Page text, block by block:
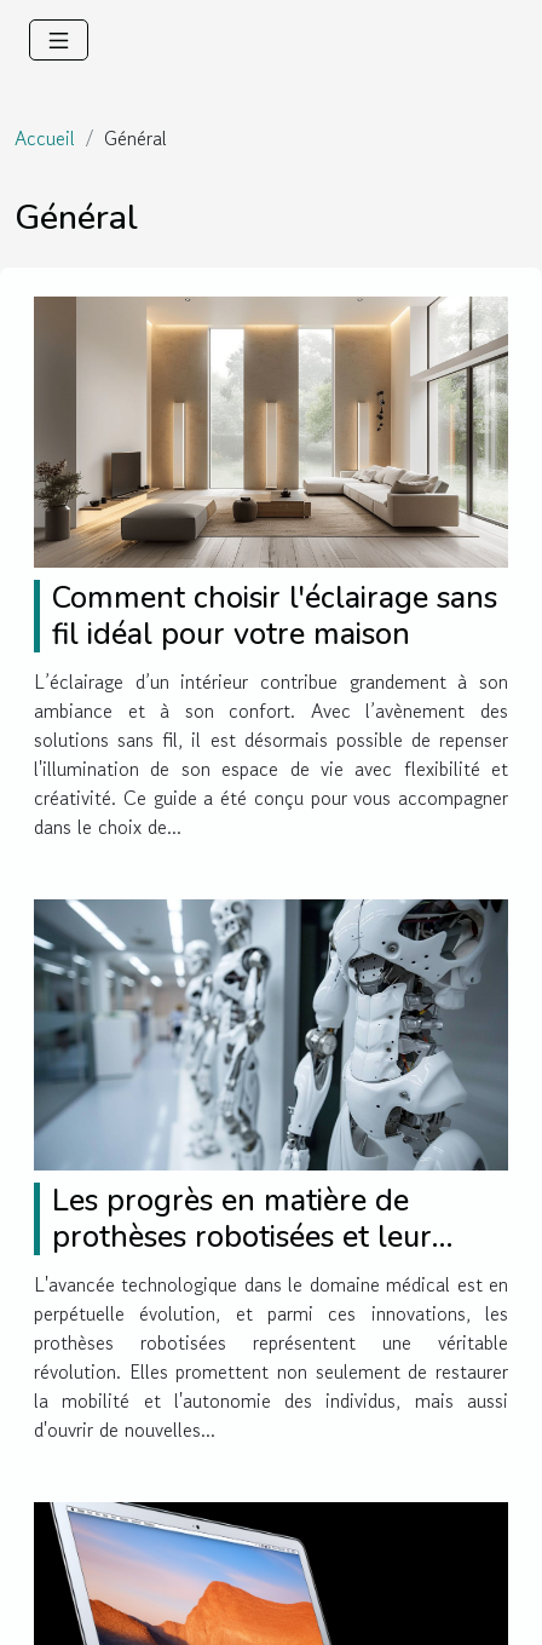
Accueil Général
Général
Comment choisir l'éclairage sans
fil idéal pour votre maison
L’éclairage d’un intérieur contribue grandement à son
ambiance et à son confort. Avec l’avènement des
solutions sans fil, il est désormais possible de repenser
l'illumination de son espace de vie avec flexibilité et
créativité. Ce guide a été conçu pour vous accompagner
dans le choix de...
Les progrès en matière de
prothèses robotisées et leur
influence sur la médecine
L'avancée technologique dans le domaine médical est en
perpétuelle évolution, et parmi ces innovations, les
prothèses robotisées représentent une véritable
révolution. Elles promettent non seulement de restaurer
la mobilité et l'autonomie des individus, mais aussi
d'ouvrir de nouvelles...